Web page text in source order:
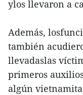
ylos llevaron a
Además,
también
llevadaslas
primeros
algún